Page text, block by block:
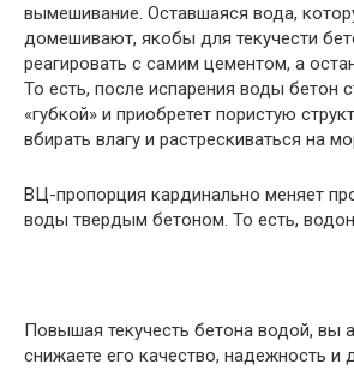
вымешивание. Оставшаяся вода,
домешивают, якобы для текучести
реагировать с самим цементом, а
То есть, после испарения воды бетон
«губкой» и приобретет пористую
вбирать влагу и растрескиваться на
ВЦ-пропорция кардинально меняет
воды твердым бетоном. То есть,
Повышая текучесть бетона водой, вы
снижаете его качество, надежность и